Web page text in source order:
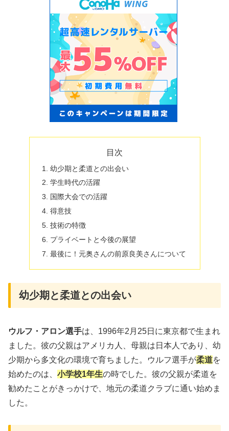
目次
幼少期と柔道との出会い
学生時代の活躍
国際大会での活躍
得意技
技術の特徴
プライベートと今後の展望
最後に！元奥さんの前原良美さんについて
幼少期と柔道との出会い
ウルフ・アロン選手は、1996年2月25日に東京都で生まれ
ました。彼の父親はアメリカ人、母親は日本人であり、幼
少期から多文化の環境で育ちました。ウルフ選手が柔道を
始めたのは、 小学校1年生の時でした。彼の父親が柔道を
勧めたことがきっかけで、地元の柔道クラブに通い始めま
した。